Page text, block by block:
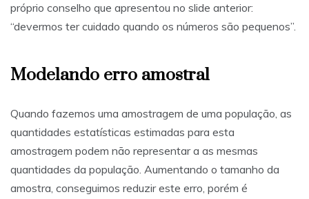
próprio conselho que apresentou no slide anterior:
“devermos ter cuidado quando os números são pequenos”.
Modelando erro amostral
Quando fazemos uma amostragem de uma população, as
quantidades estatísticas estimadas para esta
amostragem podem não representar a as mesmas
quantidades da população. Aumentando o tamanho da
amostra, conseguimos reduzir este erro, porém é